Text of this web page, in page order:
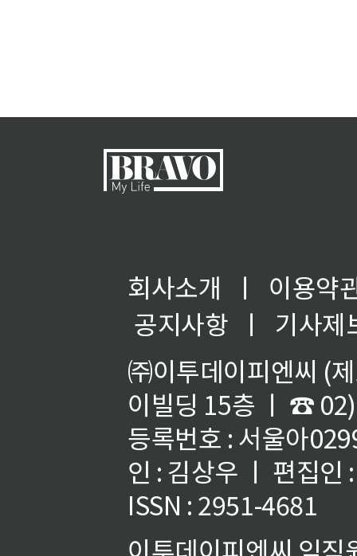
회사소개 ㅣ
이용약
공지사항
ㅣ
기사제
㈜이투데이피엔씨 (
이빌딩 15층 ㅣ ☎
등록번호 : 서울아
인 : 김상우 ㅣ 편집인
ISSN : 2951-4681